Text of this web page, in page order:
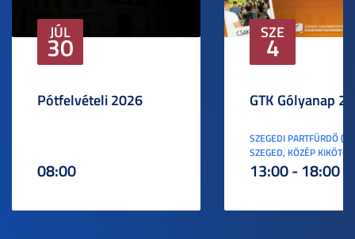
JÚL
30
Pótfelvételi 2026
08:00
SZE
4
GTK Gólyanap
SZEGEDI PARTFÜRDŐ
SZEGED, KÖZÉP KIKÖTŐ
13:00 - 18:00